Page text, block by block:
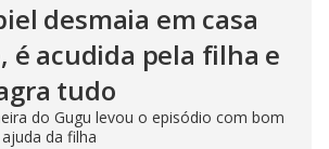
desmaia em casa
é acudida pela filha e
tudo
do Gugu levou o episódio com bom
da filha